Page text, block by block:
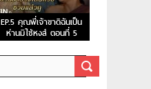
EP.5 คุณพี่เจ้าขาดิฉันเป็น
ห่านมิใช่หงส์ ตอนที่ 5